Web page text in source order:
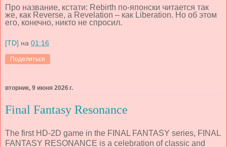
Про название, кстати: Rebirth по-японски читается так
же, как Reverse, а Revelation – как Liberation. Но об этом
его, конечно, никто не спросил.
[TD] на 01:16
Поделиться
вторник, 9 июня 2026 г.
Final Fantasy Resonance
The first HD-2D game in the FINAL FANTASY series, FINAL
FANTASY RESONANCE is a celebration of classic and